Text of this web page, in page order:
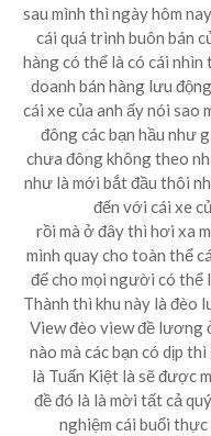
sau mình thì ngày hôm
cái quá trình buôn bán
hàng có thể là có cái nhìn
doanh bán hàng lưu
cái xe của anh ấy nói sao
đông các bạn hầu như
chưa đông không theo
như là mới bắt đầu thôi
đến với cái xe
rồi mà ở đây thì hơi xa
mình quay cho toàn thể
để cho mọi người có thể
Thành thì khu này là đèo
View đèo view đề lương
nào mà các bạn có dịp
là Tuấn Kiệt là sẽ được
đề đó là là mời tất cả
nghiệm cái buổi thực